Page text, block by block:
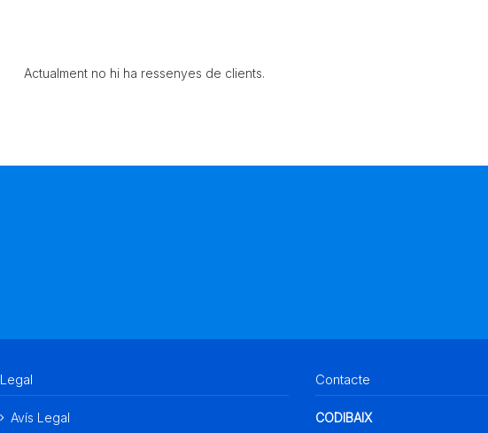
Actualment no hi ha ressenyes de clients.
Legal
Avís Legal
Contacte
CODIBAIX